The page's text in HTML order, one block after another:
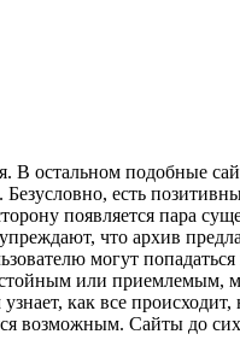
В остальном подобные
есть
появляется пара
что архив
могут
или приемлемым,
как все
возможным. Сайты до